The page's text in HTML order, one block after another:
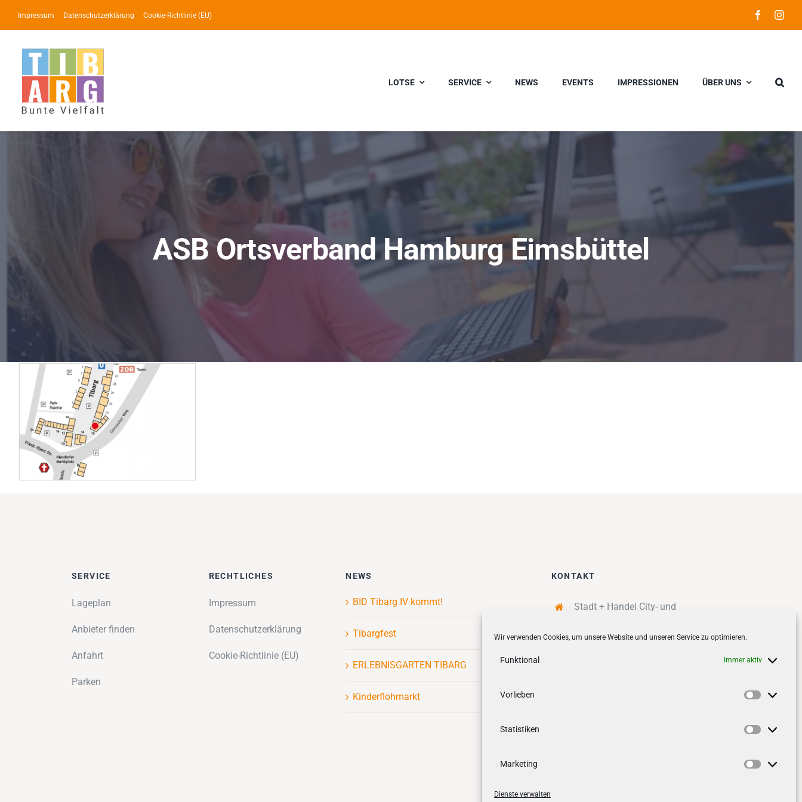
Wir verwenden Cookies, um unsere Website und unseren Service zu optimieren.
Funktional Immer aktiv
Vorlieben
Statistiken
Marketing
Dienste verwalten
Inhalt
springen
Impressum Datenschutzerklärung Cookie-Richtlinie (EU)
LOTSE SERVICE NEWS EVENTS IMPRESSIONEN ÜBER UNS
ASB Ortsverband Hamburg Eimsbüttel
SERVICE
Lageplan
Anbieter finden
Anfahrt
Parken
RECHTLICHES
Impressum
Datenschutzerklärung
Cookie-Richtlinie (EU)
NEWS
BID Tibarg IV kommt!
Tibargfest
ERLEBNISGARTEN TIBARG
Kinderflohmarkt
KONTAKT
Stadt + Handel City- und
Quartiersmanagement